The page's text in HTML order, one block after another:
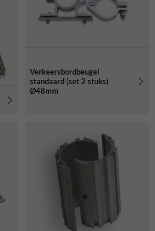
Verkeersbordbeugel
standaard (set 2 stuks)
Ø48mm